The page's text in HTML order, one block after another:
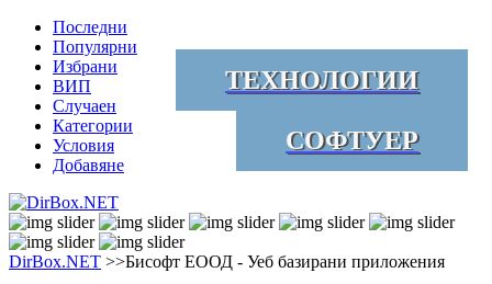
Последни
Популярни
Избрани
ВИП
Случаен
Категории
Условия
Добавяне
ТЕХНОЛОГИИ
СОФТУЕР
DirBox.NET >>Бисофт ЕООД - Уеб базирани приложения